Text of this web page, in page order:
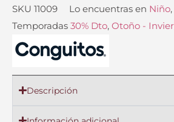
SKU 11009 Lo encuentras en Niño,
Temporadas 30% Dto, Otoño -
Descripción